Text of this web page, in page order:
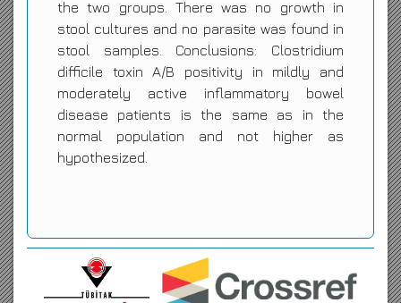
the two groups. There was no growth in
stool cultures and no parasite was found in
stool samples. Conclusions: Clostridium
difficile toxin A/B positivity in mildly and
moderately active inflammatory bowel
disease patients is the same as in the
normal population and not higher as
hypothesized.